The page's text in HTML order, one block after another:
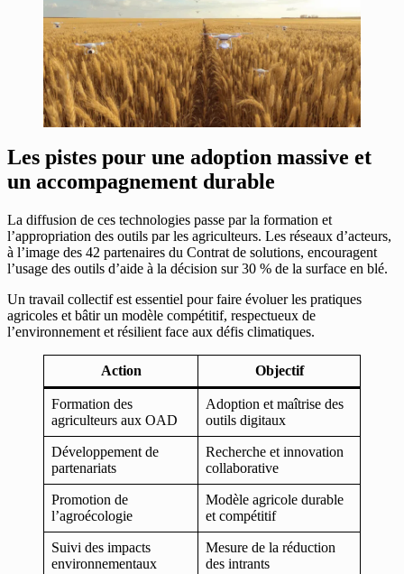
Les pistes pour une adoption massive et
un accompagnement durable
La diffusion de ces technologies passe par la formation et
l’appropriation des outils par les agriculteurs. Les réseaux d’acteurs,
à l’image des 42 partenaires du Contrat de solutions, encouragent
l’usage des outils d’aide à la décision sur 30 % de la surface en blé.
Un travail collectif est essentiel pour faire évoluer les pratiques
agricoles et bâtir un modèle compétitif, respectueux de
l’environnement et résilient face aux défis climatiques.
Action Objectif
Formation des
agriculteurs aux OAD
Adoption et maîtrise des
outils digitaux
Développement de
partenariats
Recherche et innovation
collaborative
Promotion de
l’agroécologie
Modèle agricole durable
et compétitif
Suivi des impacts
environnementaux
Mesure de la réduction
des intrants